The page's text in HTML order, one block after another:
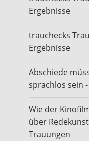
Ergebnisse
trauchecks
Ergebnisse
Abschiede
sprachlos sein
Wie der
über
Trauungen